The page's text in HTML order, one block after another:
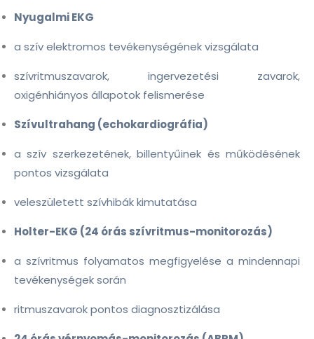
Nyugalmi EKG
a szív elektromos tevékenységének vizsgálata
szívritmuszavarok, ingervezetési zavarok,
oxigénhiányos állapotok felismerése
Szívultrahang (echokardiográfia)
a szív szerkezetének, billentyűinek és működésének
pontos vizsgálata
veleszületett szívhibák kimutatása
Holter-EKG (24 órás szívritmus-monitorozás)
a szívritmus folyamatos megfigyelése a mindennapi
tevékenységek során
ritmuszavarok pontos diagnosztizálása